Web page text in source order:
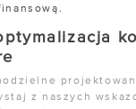
z naszych